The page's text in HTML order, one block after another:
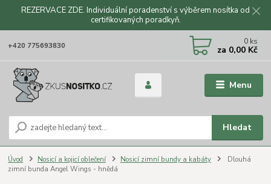
REZERVACE ZDE. Individuální poradenství s výběrem nosítka od
certifikovaných poradkyň.
Menu
Hledat
+420 775693830 0 ks
za 0,00 Kč
Úvod Nosicí a kojicí oblečení Nosicí zimní bundy a kabáty
Dlouhá
zimní bunda Angel Wings - hnědá